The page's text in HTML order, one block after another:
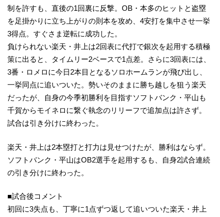
制を許すも、直後の1回裏に反撃。OB・本多のヒットと盗塁
を足掛かりに立ち上がりの則本を攻め、4安打を集中させ一挙
3得点。すぐさま逆転に成功した。
負けられない楽天・井上は2回表に代打で銀次を起用する積極
策に出ると、タイムリー2ベースで1点差。さらに3回表には、
3番・ロメロに今日2本目となるソロホームランが飛び出し、
一挙同点に追いついた。勢いそのままに勝ち越しを狙う楽天
だったが、自身の今季初勝利を目指すソフトバンク・平山も
千賀からモイネロに繋ぐ執念のリリーフで追加点は許さず。
試合は引き分けに終わった。
楽天・井上は2本塁打と打力は見せつけたが、勝利はならず。
ソフトバンク・平山はOB2選手を起用するも、自身2試合連続
の引き分けに終わった。
■試合後コメント
初回に3失点も、丁寧に1点ずつ返して追いついた楽天・井上